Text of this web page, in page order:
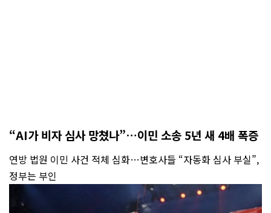
“AI가 비자 심사 망쳤나”…이민 소송 5년 새 4배 폭증
연방 법원 이민 사건 적체 심화…변호사들 “자동화 심사 부실”,
정부는 부인